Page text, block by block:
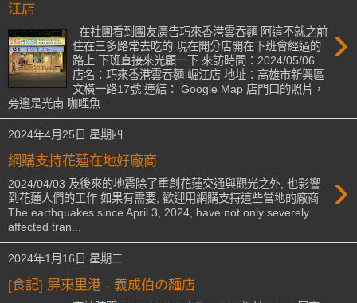
江店
›
在社團看到團友廣告巧來香港雲吞麵 阿這不就之前
住在三多路常去吃的 現在開分店開在下班會經過的
路上 下班直接來光顧一下 來訪時間：2024/05/06
店名：巧來香港雲吞麵 崛江店 地址：高雄市新興區
文橫一路17號 連結： Google Map 店門口的照片，
旁邊是光南 咖哩魚...
2024年4月25日 星期四
網購支持花蓮在地好廠商
›
2024/04/03 及後來的地震除了重創花蓮交通與觀光之外, 也影響
到花蓮人們的工作 如果有需要, 歡迎用網購支持這些當地的廠商
The earthquakes since April 3, 2024, have not only severely
affected tran...
2024年1月16日 星期二
[食記] 屏東里港 - 義成伯の麵店